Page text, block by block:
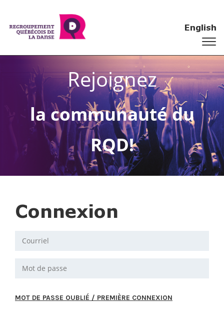
English
Rejoignez
la communauté du
RQD!
Connexion
MOT DE PASSE OUBLIÉ / PREMIÈRE CONNEXION